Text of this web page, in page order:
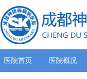
医院首页 医院概况